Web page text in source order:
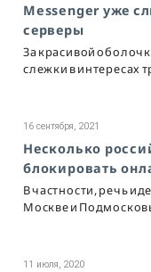
Messenger уже
серверы
За красивой
слежки в интересах
16 сентября, 2021
Несколько
блокировать
В частности, речь
Москве и
11 июля, 2020